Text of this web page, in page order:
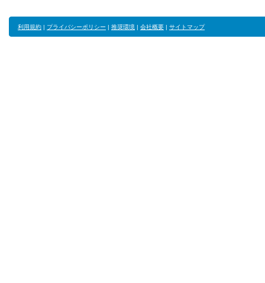
利用規約 | プライバシーポリシー | 推奨環境 | 会社概要 | サイトマップ